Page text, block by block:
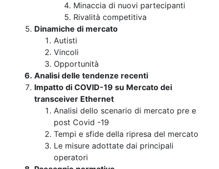
Minaccia di nuovi partecipanti
Rivalità competitiva
Dinamiche di mercato
Autisti
Vincoli
Opportunità
Analisi delle tendenze recenti
Impatto di COVID-19 su Mercato dei
transceiver Ethernet
Analisi dello scenario di mercato pre e
post Covid -19
Tempi e sfide della ripresa del mercato
Le misure adottate dai principali
operatori